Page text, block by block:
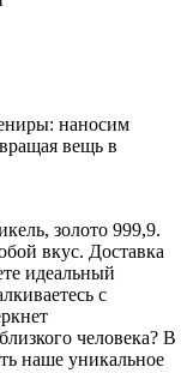
наносим
вещь в
золото 999,9.
вкус. Доставка
идеальный
с
человека? В
наше уникальное